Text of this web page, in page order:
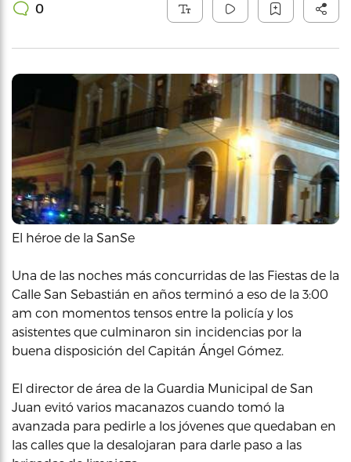
0
El héroe de la SanSe
Una de las noches más concurridas de las Fiestas de la
Calle San Sebastián en años terminó a eso de la 3:00
am con momentos tensos entre la policía y los
asistentes que culminaron sin incidencias por la
buena disposición del Capitán Ángel Gómez.
El director de área de la Guardia Municipal de San
Juan evitó varios macanazos cuando tomó la
avanzada para pedirle a los jóvenes que quedaban en
las calles que la desalojaran para darle paso a las